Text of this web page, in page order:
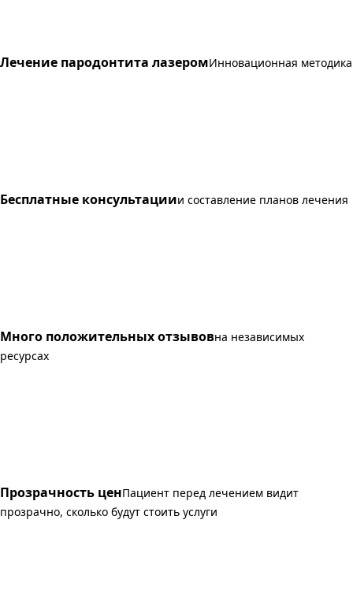
Лечение пародонтита лазеромИнновационная методика
Бесплатные консультациии составление планов лечения
Много положительных отзывовна независимых
ресурсах
Прозрачность ценПациент перед лечением видит
прозрачно, сколько будут стоить услуги